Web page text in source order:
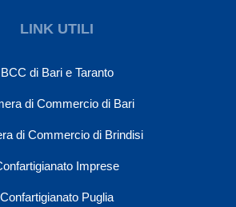
LINK UTILI
BCC di Bari e Taranto
di Commercio di Bari
di Commercio di Brindisi
Imprese
Confartigianato Puglia